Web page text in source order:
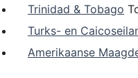
Trinidad & Tobago
Turks- en
Amerikaanse